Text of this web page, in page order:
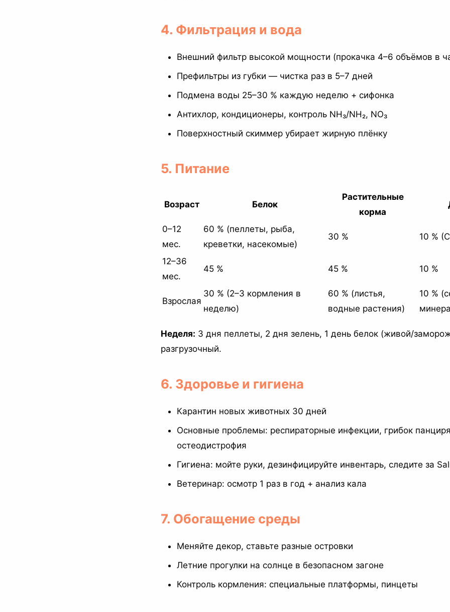
4. Фильтрация и вода
Внешний фильтр высокой мощности (прокачка 4–6 объёмов в
Префильтры из губки — чистка раз в 5–7 дней
Подмена воды 25–30 % каждую неделю + сифонка
Антихлор, кондиционеры, контроль NH₃/NH₂, NO₃
Поверхностный скиммер убирает жирную плёнку
5. Питание
Возраст Белок
Растительные
корма
0–12
мес.
60 % (пеллеты, рыба,
креветки, насекомые)
30 % 10 %
12–36
мес.
45 % 45 % 10 %
Взрослая
30 % (2–3 кормления в
неделю)
60 % (листья,
водные растения)
10 %
Неделя: 3 дня пеллеты, 2 дня зелень, 1 день белок (живой/
разгрузочный.
6. Здоровье и гигиена
Карантин новых животных 30 дней
Основные проблемы: респираторные инфекции, грибок
остеодистрофия
Гигиена: мойте руки, дезинфицируйте инвентарь, следите за
Ветеринар: осмотр 1 раз в год + анализ кала
7. Обогащение среды
Меняйте декор, ставьте разные островки
Летние прогулки на солнце в безопасном загоне
Контроль кормления: специальные платформы, пинцеты